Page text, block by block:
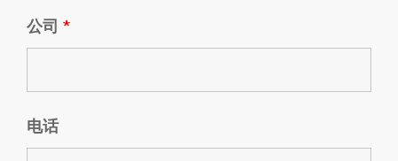
公司 *
电话